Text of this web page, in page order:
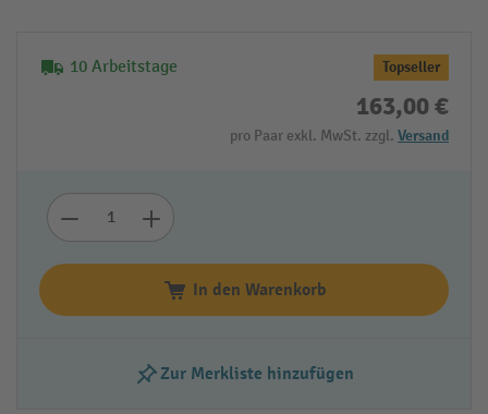
10 Arbeitstage Topseller
163,00 €
pro Paar exkl. MwSt. zzgl. Versand
In den Warenkorb
Zur Merkliste hinzufügen